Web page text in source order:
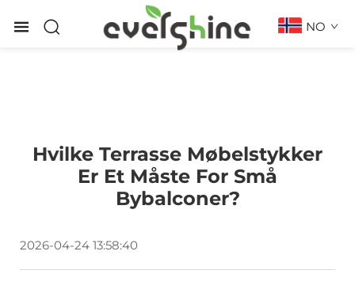
NO
Hvilke Terrasse Møbelstykker
Er Et Måste For Små
Bybalconer?
2026-04-24 13:58:40